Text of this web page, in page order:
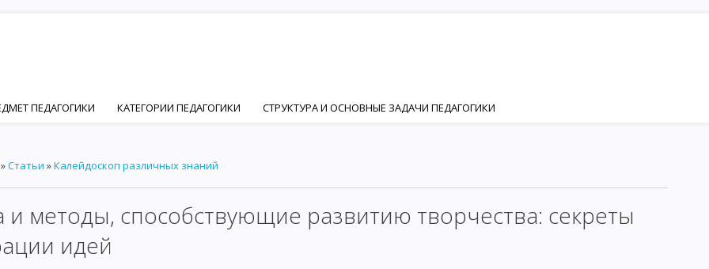
ПЕДАГОГИКИ КАТЕГОРИИ ПЕДАГОГИКИ СТРУКТУРА И ОСНОВНЫЕ ЗАДАЧИ ПЕДАГОГИКИ
И ПЕДАГОГИЧЕСКОЙ НАУК ОСНОВНЫЕ ПСИХИЧЕСКИЕ ЧЕРТЫ ЛИЧНОСТИ
ФАКТОР ФОРМИРОВАНИЯ ЛИЧНОСТИ – ПОНЯТИЕ СОЦИАЛИЗАЦИЯ
»Статьи »Калейдоскоп различных знаний
и методы, способствующие развитию творчества: секреты
идей